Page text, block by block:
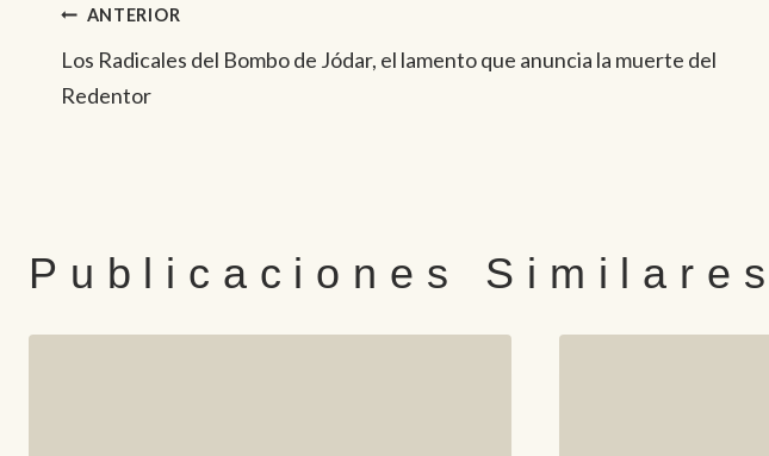
Navegación
de
ANTERIOR
Los Radicales del Bombo de Jódar, el lamento que anuncia la muerte del
Redentor
Publicaciones Similares